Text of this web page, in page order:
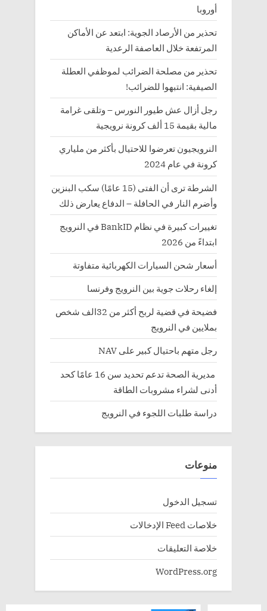
أوروبا
تحذير من الأرصاد الجوية: ابتعد عن الأماكن
المرتفعة خلال العاصفة الرعدية
تحذير من مصلحة الضرائب لموظفي العطلة
الصيفية: انتبهوا للضرائب!
رجل أزال عش طيور النورس – وتلقى غرامة
مالية بقيمة 15 ألف كرونة نرويجية
النرويجيون تعرضوا للاحتيال بأكثر من ملياري
كرونة في عام 2024
الشرطة ترى أن الفتى (15 عامًا) سكب البنزين
وأضرم النار في الحافلة – الدفاع يعارض ذلك
تغييرات كبيرة في نظام BankID في النرويج
ابتداءً من 2026
أسعار شحن السيارات الكهربائية متفاوتة
إلغاء رحلات جوية بين النرويج وفرنسا
فضيحة في قضية لربح أكثر من 32الف شخص
بملايين في النرويج
رجل متهم باحتيال كبير على NAV
مديرية الصحة تدعم تحديد سن 16 عامًا كحد
أدنى لشراء مشروبات الطاقة
دراسة طلبات اللجوء في النرويج
منوعات
تسجيل الدخول
خلاصات Feed الإدخالات
خلاصة التعليقات
WordPress.org